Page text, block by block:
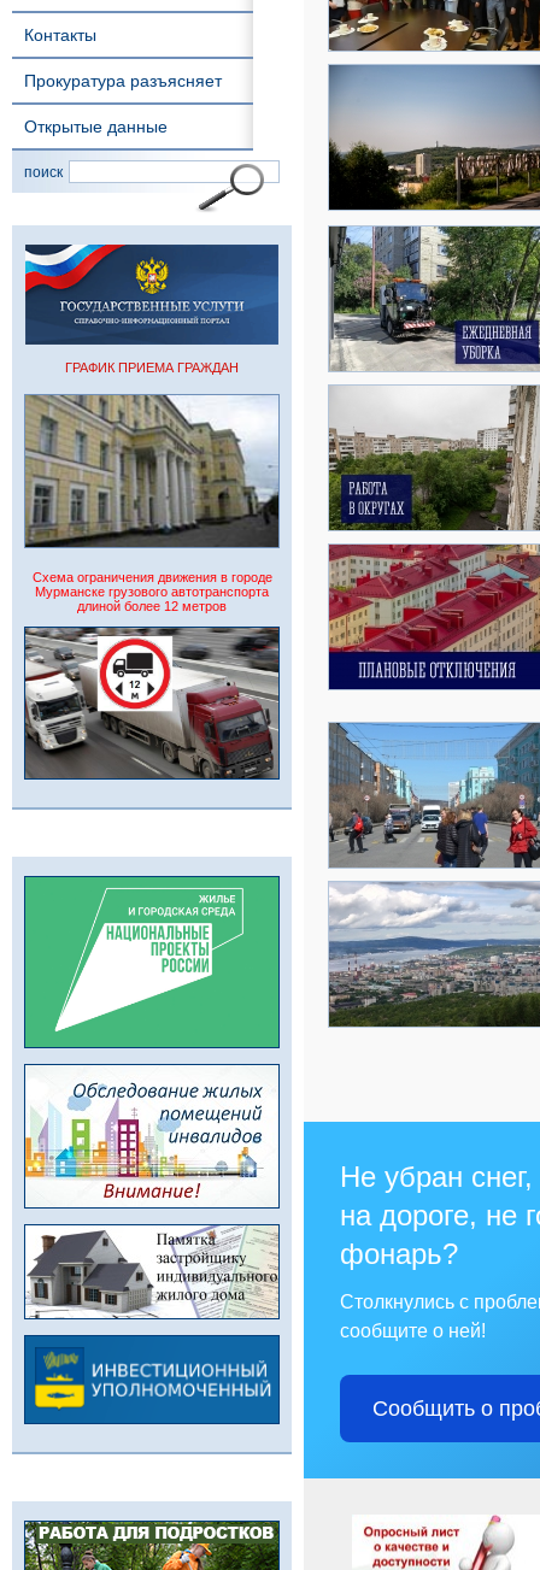
Контакты
Прокуратура разъясняет
Открытые данные
поиск
ГРАФИК ПРИЕМА ГРАЖДАН
Схема ограничения движения в городе
Мурманске грузового автотранспорта
длиной более 12 метров
Не убран
на дороге, не
фонарь?
Столкнулись с
сообщите о ней!
Сообщить о